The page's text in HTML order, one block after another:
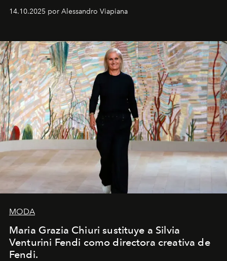
demasiado en cómo me perciben. Creo que es una
pérdida de tiempo", afirma.
14.10.2025 por Alessandro Viapiana
MODA
Maria Grazia Chiuri sustituye a Silvia
Venturini Fendi como directora creativa de
Fendi.